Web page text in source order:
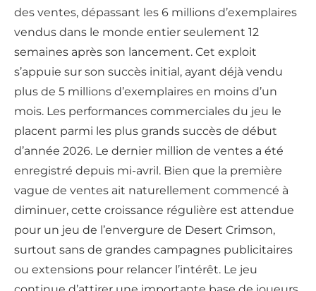
des ventes, dépassant les 6 millions d’exemplaires
vendus dans le monde entier seulement 12
semaines après son lancement. Cet exploit
s’appuie sur son succès initial, ayant déjà vendu
plus de 5 millions d’exemplaires en moins d’un
mois. Les performances commerciales du jeu le
placent parmi les plus grands succès de début
d’année 2026. Le dernier million de ventes a été
enregistré depuis mi-avril. Bien que la première
vague de ventes ait naturellement commencé à
diminuer, cette croissance régulière est attendue
pour un jeu de l’envergure de Desert Crimson,
surtout sans de grandes campagnes publicitaires
ou extensions pour relancer l’intérêt. Le jeu